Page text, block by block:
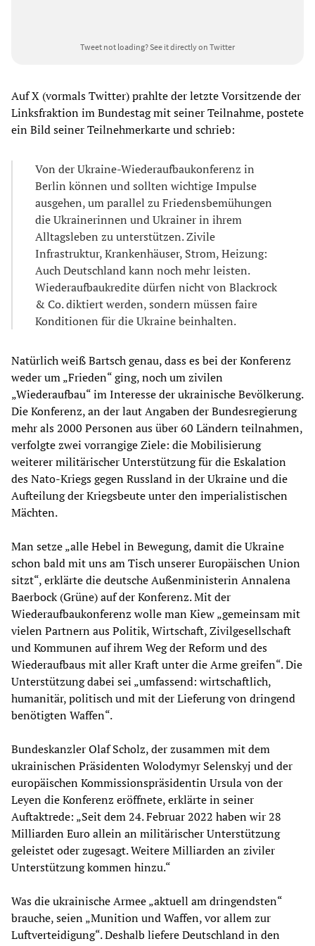
Tweet not loading?See it directly on Twitter
Auf X (vormals Twitter) prahlte der letzte Vorsitzende der
Linksfraktion im Bundestag mit seiner Teilnahme, postete
ein Bild seiner Teilnehmerkarte und schrieb:
Von der Ukraine-Wiederaufbaukonferenz in
Berlin können und sollten wichtige Impulse
ausgehen, um parallel zu Friedensbemühungen
die Ukrainerinnen und Ukrainer in ihrem
Alltagsleben zu unterstützen. Zivile
Infrastruktur, Krankenhäuser, Strom, Heizung:
Auch Deutschland kann noch mehr leisten.
Wiederaufbaukredite dürfen nicht von Blackrock
& Co. diktiert werden, sondern müssen faire
Konditionen für die Ukraine beinhalten.
Natürlich weiß Bartsch genau, dass es bei der Konferenz
weder um „Frieden“ ging, noch um zivilen
„Wiederaufbau“ im Interesse der ukrainische Bevölkerung.
Die Konferenz, an der laut Angaben der Bundesregierung
mehr als 2000 Personen aus über 60 Ländern teilnahmen,
verfolgte zwei vorrangige Ziele: die Mobilisierung
weiterer militärischer Unterstützung für die Eskalation
des Nato-Kriegs gegen Russland in der Ukraine und die
Aufteilung der Kriegsbeute unter den imperialistischen
Mächten.
Man setze „alle Hebel in Bewegung, damit die Ukraine
schon bald mit uns am Tisch unserer Europäischen Union
sitzt“, erklärte die deutsche Außenministerin Annalena
Baerbock (Grüne) auf der Konferenz. Mit der
Wiederaufbaukonferenz wolle man Kiew „gemeinsam mit
vielen Partnern aus Politik, Wirtschaft, Zivilgesellschaft
und Kommunen auf ihrem Weg der Reform und des
Wiederaufbaus mit aller Kraft unter die Arme greifen“. Die
Unterstützung dabei sei „umfassend: wirtschaftlich,
humanitär, politisch und mit der Lieferung von dringend
benötigten Waffen“.
Bundeskanzler Olaf Scholz, der zusammen mit dem
ukrainischen Präsidenten Wolodymyr Selenskyj und der
europäischen Kommissionspräsidentin Ursula von der
Leyen die Konferenz eröffnete, erklärte in seiner
Auftaktrede: „Seit dem 24. Februar 2022 haben wir 28
Milliarden Euro allein an militärischer Unterstützung
geleistet oder zugesagt. Weitere Milliarden an ziviler
Unterstützung kommen hinzu.“
Was die ukrainische Armee „aktuell am dringendsten“
brauche, seien „Munition und Waffen, vor allem zur
Luftverteidigung“. Deshalb liefere Deutschland in den